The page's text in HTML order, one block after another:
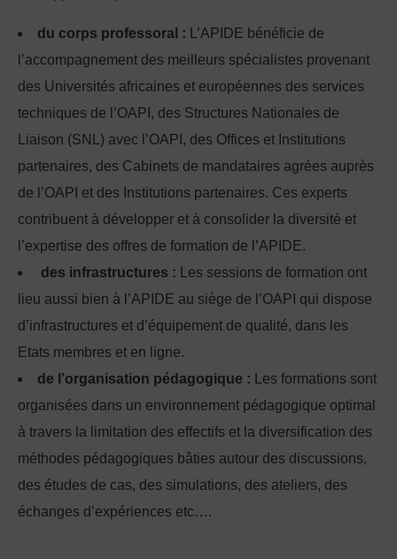
du corps professoral :
L’APIDE bénéficie de
l’accompagnement des meilleurs spécialistes provenant
des Universités africaines et européennes des services
techniques de l’OAPI, des Structures Nationales de
Liaison (SNL) avec l’OAPI, des Offices et Institutions
partenaires, des Cabinets de mandataires agrées auprès
de l’OAPI et des Institutions partenaires. Ces experts
contribuent à développer et à consolider la diversité et
l’expertise des offres de formation de l’APIDE.
des infrastructures :
Les sessions de formation ont
lieu aussi bien à l’APIDE au siège de l’OAPI qui dispose
d’infrastructures et d’équipement de qualité, dans les
Etats membres et en ligne.
de l’organisation pédagogique :
Les formations sont
organisées dans un environnement pédagogique optimal
à travers la limitation des effectifs et la diversification des
méthodes pédagogiques bâties autour des discussions,
des études de cas, des simulations, des ateliers, des
échanges d’expériences etc….